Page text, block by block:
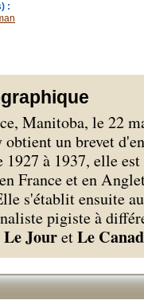
:
Manitoba, le 22
un brevet
à 1937, elle
France et en
s'établit ensuite
pigiste à
Le JouretLe